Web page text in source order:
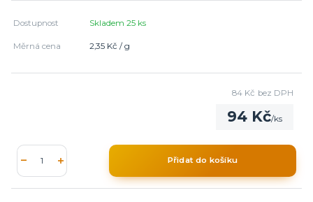
Dostupnost Skladem 25 ks
Měrná cena 2,35 Kč / g
94 Kč/ks
84 Kč bez DPH
Přidat do košíku